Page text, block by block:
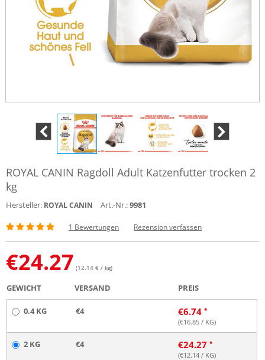
ROYAL CANIN Ragdoll Adult Katzenfutter trocken 2
kg
Hersteller: ROYAL CANIN Art.-Nr.:9981
1 Bewertungen Rezension verfassen
€24.27 (12.14 € / kg)
GEWICHT VERSAND PREIS
0.4 KG €4 €6.74
(€16.85 / KG)
2 KG €4 €24.27
(€12.14 / KG)